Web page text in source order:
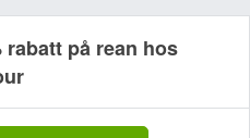
rabatt på rean hos